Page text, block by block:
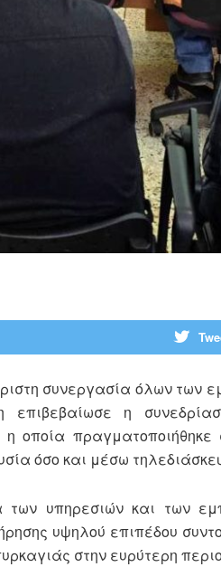
συνεργασία όλων των
η
η οποία
όσο και μέσω
των υπηρεσιών και των
υψηλού επιπέδου
στην ευρύτερη